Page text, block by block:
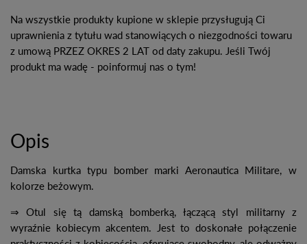
Na wszystkie produkty kupione w sklepie przysługują Ci
uprawnienia z tytułu wad stanowiących o niezgodności towaru
z umową PRZEZ OKRES 2 LAT od daty zakupu. Jeśli Twój
produkt ma wadę - poinformuj nas o tym!
Opis
Damska kurtka typu bomber marki Aeronautica Militare, w
kolorze beżowym.
⇒ Otul się tą damską bomberką, łączącą styl militarny z
wyraźnie kobiecym akcentem. Jest to doskonałe połączenie